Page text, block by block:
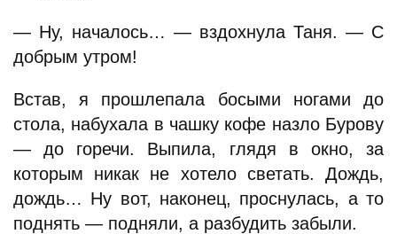
— Ну, началось… — вздохнула Таня. — С
добрым утром!
Встав, я прошлепала босыми ногами до
стола, набухала в чашку кофе назло Бурову
— до горечи. Выпила, глядя в окно, за
которым никак не хотело светать. Дождь,
дождь… Ну вот, наконец, проснулась, а то
поднять — подняли, а разбудить забыли.